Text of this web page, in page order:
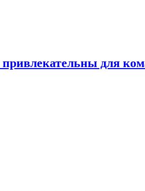
для